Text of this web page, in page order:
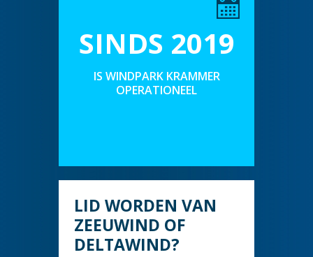
SINDS 2019
IS WINDPARK KRAMMER
OPERATIONEEL
LID WORDEN VAN
ZEEUWIND OF
DELTAWIND?